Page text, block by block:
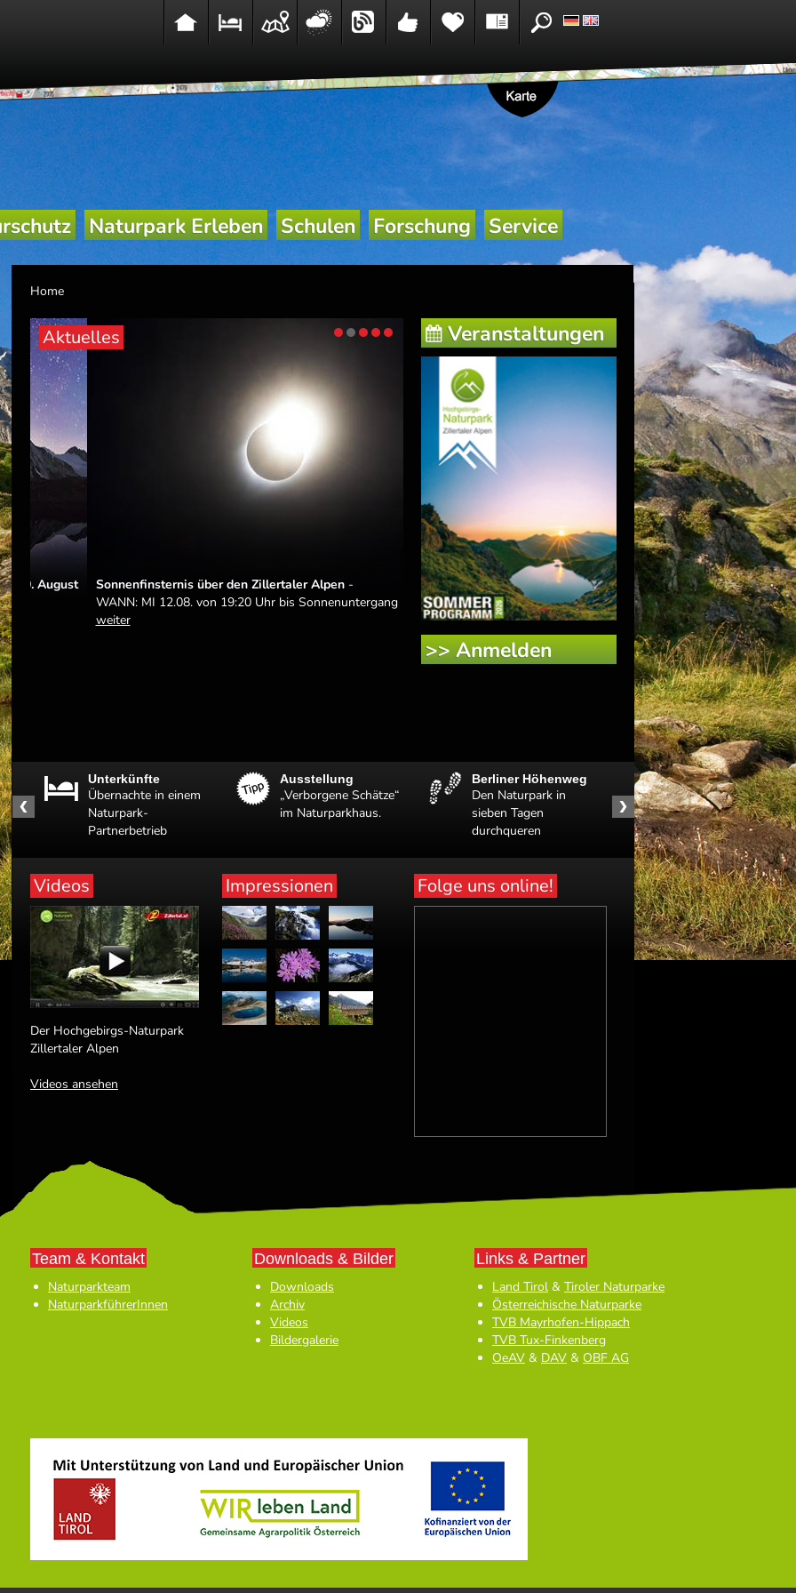
Naturpark Erleben Schulen Forschung Service
Home
Aktuelles
Sonnenfinsternis über den Zillertaler Alpen-
WANN: MI 12.08. von 19:20 Uhr bis Sonnenuntergang
Veranstaltungen
>> Anmelden
Unterkünfte
Übernachte in einem
Naturpark-
Partnerbetrieb
Ausstellung
„Verborgene Schätze“
im Naturparkhaus.
Berliner Höhenweg
Den Naturpark in
sieben Tagen
durchqueren
Unterkünfte
Übernachte in einem
Naturpark-
Partnerbetrieb
Videos
Der Hochgebirgs-Naturpark
Zillertaler Alpen
Videos ansehen
Impressionen Folge uns online!
Team & Kontakt
Naturparkteam
NaturparkführerInnen
Downloads & Bilder
Downloads
Archiv
Videos
Bildergalerie
Links & Partner
Land Tirol & Tiroler Naturparke
Österreichische Naturparke
TVB Mayrhofen-Hippach
TVB Tux-Finkenberg
OeAV & DAV & OBF AG